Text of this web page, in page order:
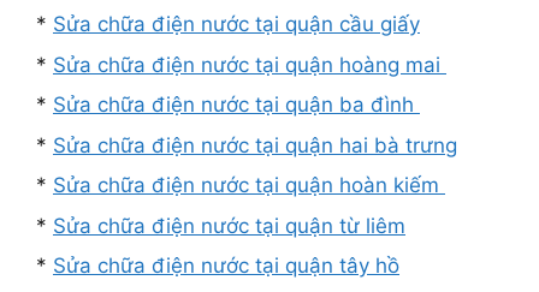
* Sửa chữa điện nước tại quận cầu giấy
* Sửa chữa điện nước tại quận hoàng mai
* Sửa chữa điện nước tại quận ba đình
* Sửa chữa điện nước tại quận hai bà trưng
* Sửa chữa điện nước tại quận hoàn kiếm
* Sửa chữa điện nước tại quận từ liêm
* Sửa chữa điện nước tại quận tây hồ